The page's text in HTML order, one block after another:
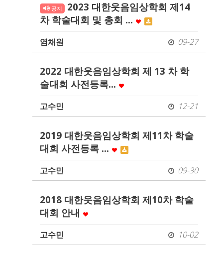
공지 2023 대한웃음임상학회 제14
차 학술대회 및 총회 …
염채원 09-27
2022 대한웃음임상학회 제 13 차 학
술대회 사전등록…
고수민 12-21
2019 대한웃음임상학회 제11차 학술
대회 사전등록 …
고수민 09-30
2018 대한웃음임상학회 제10차 학술
대회 안내
고수민 10-02